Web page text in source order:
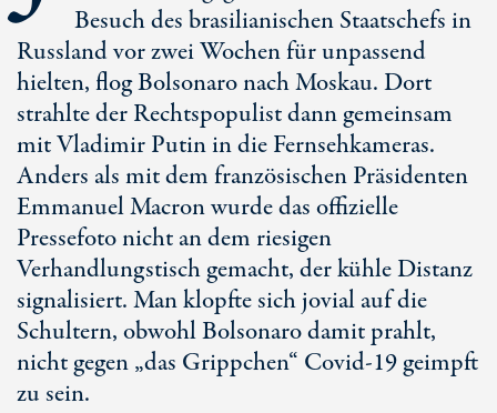
Besuch des brasilianischen Staatschefs in
Russland vor zwei Wochen für unpassend
hielten, flog Bolsonaro nach Moskau. Dort
strahlte der Rechtspopulist dann gemeinsam
mit Vladimir Putin in die Fernsehkameras.
Anders als mit dem französischen Präsidenten
Emmanuel Macron wurde das offizielle
Pressefoto nicht an dem riesigen
Verhandlungstisch gemacht, der kühle Distanz
signalisiert. Man klopfte sich jovial auf die
Schultern, obwohl Bolsonaro damit prahlt,
nicht gegen „das Grippchen“ Covid-19 geimpft
zu sein.